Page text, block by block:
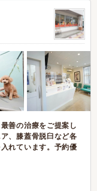
善の治療をご提案し
、膝蓋骨脱臼など各
れています。予約優